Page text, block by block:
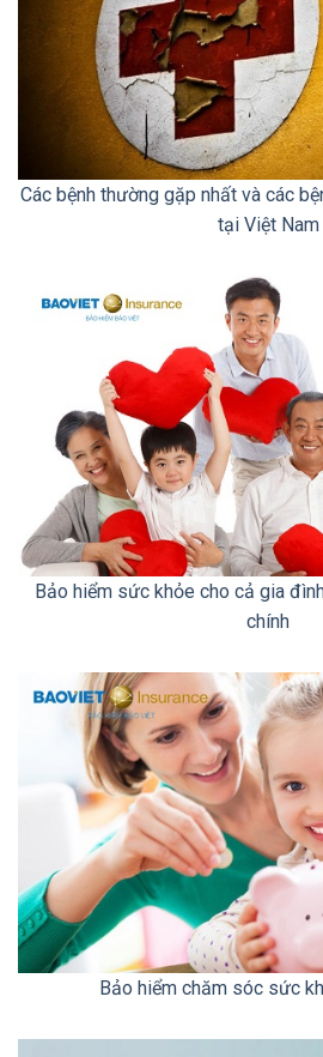
Các bệnh thường gặp nhất và các
tại Việt Nam
Bảo hiểm sức khỏe cho cả gia
chính
Bảo hiểm chăm sóc sức